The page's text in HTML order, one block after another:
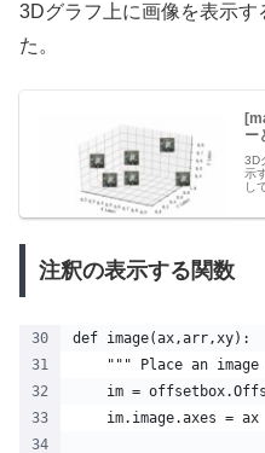
3Dグラフ上に画像を表示す
た。
ー
3D
示
し
に
注釈の表示する関数
def image(ax,arr,xy):
""" Place an
im =
    im.image.axes = ax